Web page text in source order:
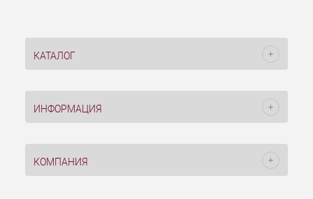
КАТАЛОГ
ИНФОРМАЦИЯ
КОМПАНИЯ